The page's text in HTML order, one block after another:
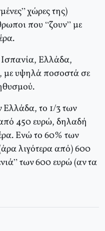
χώρες της)
που “ζουν” με
Ισπανία, Ελλάδα,
με υψηλά ποσοστά σε
Ελλάδα, το 1/3 των
450 ευρώ, δηλαδή
Ενώ το 60% των
λιγότερα από) 600
των 600 ευρώ (αν τα